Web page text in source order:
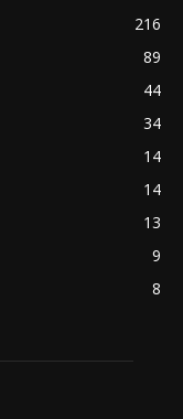
216
89
44
34
14
14
13
9
8